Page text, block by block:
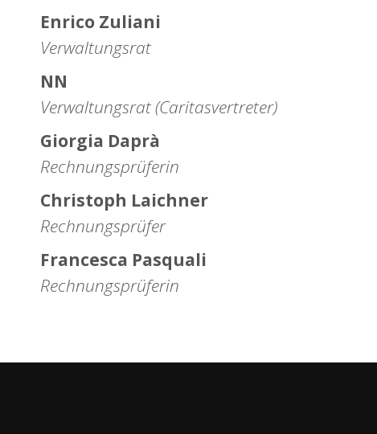
Enrico Zuliani
Verwaltungsrat
NN
Verwaltungsrat (Caritasvertreter)
Giorgia Daprà
Rechnungsprüferin
Christoph Laichner
Rechnungsprüfer
Francesca Pasquali
Rechnungsprüferin